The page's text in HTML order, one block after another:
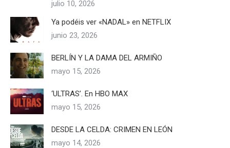
julio 10, 2026
Ya podéis ver «NADAL» en NETFLIX
junio 23, 2026
BERLÍN Y LA DAMA DEL ARMIÑO
mayo 15, 2026
‘ULTRAS’. En HBO MAX
mayo 15, 2026
DESDE LA CELDA: CRIMEN EN LEÓN
mayo 14, 2026